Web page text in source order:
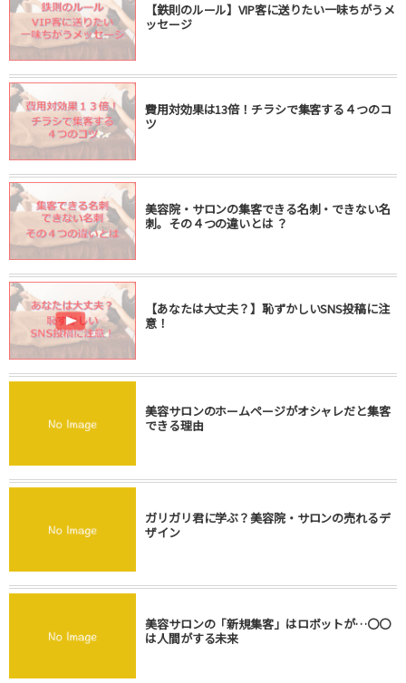
【鉄則のルール】VIP客に送りたい一味ちがうメ
ッセージ
費用対効果は13倍！チラシで集客する４つのコ
ツ
美容院・サロンの集客できる名刺・できない名
刺。その４つの違いとは ？
【あなたは大丈夫？】恥ずかしいSNS投稿に注
意！
美容サロンのホームページがオシャレだと集客
できる理由
ガリガリ君に学ぶ？美容院・サロンの売れるデ
ザイン
美容サロンの「新規集客」はロボットが…〇〇
は人間がする未来